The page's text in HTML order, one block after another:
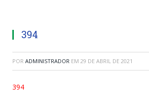
394
POR ADMINISTRADOR EM 29 DE ABRIL DE 2021
394